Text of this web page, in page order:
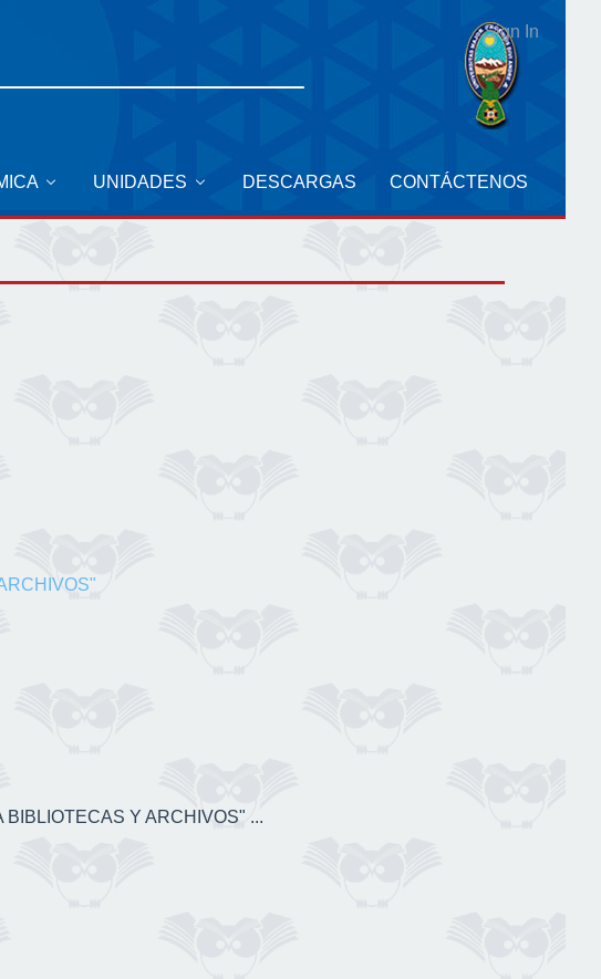
Sign In
UNIDADES DESCARGAS CONTÁCTENOS
Y ARCHIVOS" ...